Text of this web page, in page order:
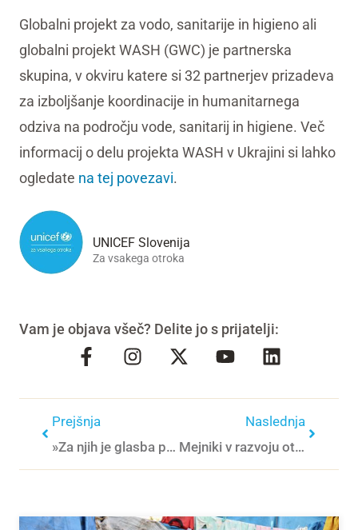
Globalni projekt za vodo, sanitarije in higieno ali
globalni projekt WASH (GWC) je partnerska
skupina, v okviru katere si 32 partnerjev prizadeva
za izboljšanje koordinacije in humanitarnega
odziva na področju vode, sanitarij in higiene. Več
informacij o delu projekta WASH v Ukrajini si lahko
ogledate na tej povezavi.
UNICEF Slovenija
Za vsakega otroka
Vam je objava všeč? Delite jo s prijatelji:
Prejšnja
»Za njih je glasba prihodnost, za nas priložnost, da pomagamo otrokom iz Ukrajine.«
Naslednja
Mejniki v razvoju otroka pri 6 mesecih